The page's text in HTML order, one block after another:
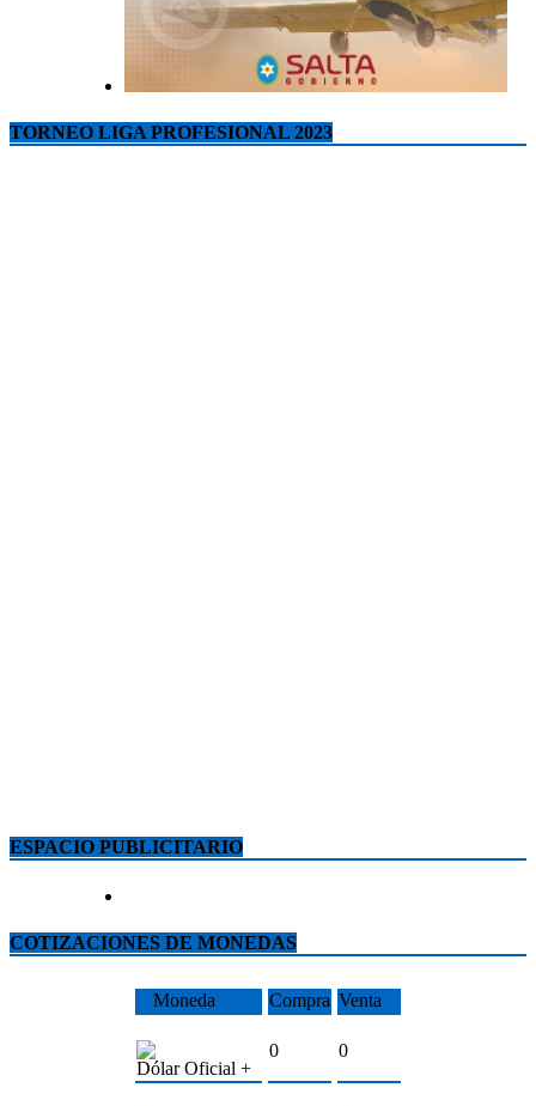
TORNEO LIGA PROFESIONAL 2023
ESPACIO PUBLICITARIO
COTIZACIONES DE MONEDAS
Moneda Compra Venta
Dólar Oficial +
0 0